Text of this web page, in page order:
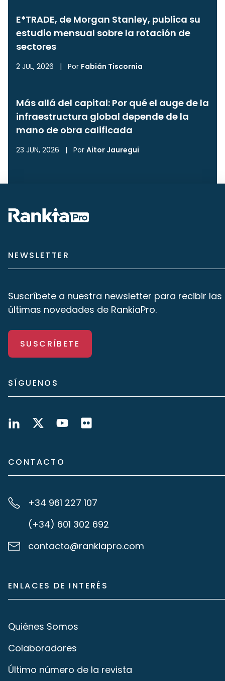
E*TRADE, de Morgan Stanley, publica su
estudio mensual sobre la rotación de
sectores
2 JUL, 2026 | Por Fabián Tiscornia
Más allá del capital: Por qué el auge de la
infraestructura global depende de la
mano de obra calificada
23 JUN, 2026 | Por Aitor Jauregui
NEWSLETTER
Suscríbete a nuestra newsletter para recibir las
últimas novedades de RankiaPro.
SUSCRÍBETE
SÍGUENOS
CONTACTO
+34 961 227 107
(+34) 601 302 692
contacto@rankiapro.com
ENLACES DE INTERÉS
Quiénes Somos
Colaboradores
Último número de la revista